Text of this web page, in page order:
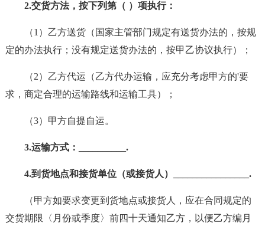
2.交货方法，按下列第（ ）项执行：
（1）乙方送货（国家主管部门规定有送货办法的，按规
定的办法执行；没有规定送货办法的，按甲乙协议执行）；
（2）乙方代运（乙方代办运输，应充分考虑甲方的'要
求，商定合理的运输路线和运输工具）；
（3）甲方自提自运。
3.运输方式：__________.
4.到货地点和接货单位（或接货人）________________.
（甲方如要求变更到货地点或接货人，应在合同规定的
交货期限〈月份或季度〉前四十天通知乙方，以便乙方编月